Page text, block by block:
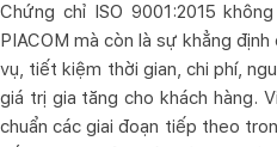
Chứng chỉ ISO 9001:2015
PIACOM mà còn là sự khẳng
vụ, tiết kiệm thời gian, chi phí,
giá trị gia tăng cho khách hàng.
chuẩn các giai đoạn tiếp theo